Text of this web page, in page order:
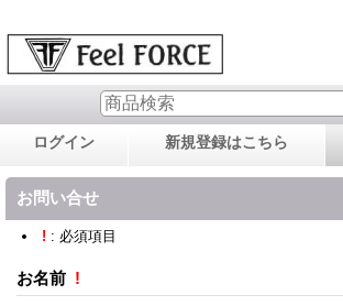
ログイン 新規登録はこちら
お問い合せ
! : 必須項目
お名前 !